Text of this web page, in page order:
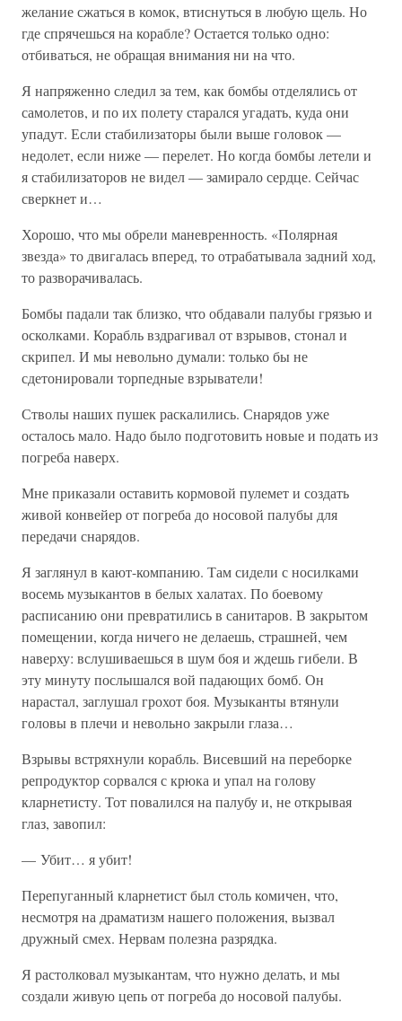
желание сжаться в комок, втиснуться в любую щель. Но
где спрячешься на корабле? Остается только одно:
отбиваться, не обращая внимания ни на что.
Я напряженно следил за тем, как бомбы отделялись от
самолетов, и по их полету старался угадать, куда они
упадут. Если стабилизаторы были выше головок —
недолет, если ниже — перелет. Но когда бомбы летели и
я стабилизаторов не видел — замирало сердце. Сейчас
сверкнет и…
Хорошо, что мы обрели маневренность. «Полярная
звезда» то двигалась вперед, то отрабатывала задний ход,
то разворачивалась.
Бомбы падали так близко, что обдавали палубы грязью и
осколками. Корабль вздрагивал от взрывов, стонал и
скрипел. И мы невольно думали: только бы не
сдетонировали торпедные взрыватели!
Стволы наших пушек раскалились. Снарядов уже
осталось мало. Надо было подготовить новые и подать из
погреба наверх.
Мне приказали оставить кормовой пулемет и создать
живой конвейер от погреба до носовой палубы для
передачи снарядов.
Я заглянул в кают-компанию. Там сидели с носилками
восемь музыкантов в белых халатах. По боевому
расписанию они превратились в санитаров. В закрытом
помещении, когда ничего не делаешь, страшней, чем
наверху: вслушиваешься в шум боя и ждешь гибели. В
эту минуту послышался вой падающих бомб. Он
нарастал, заглушал грохот боя. Музыканты втянули
головы в плечи и невольно закрыли глаза…
Взрывы встряхнули корабль. Висевший на переборке
репродуктор сорвался с крюка и упал на голову
кларнетисту. Тот повалился на палубу и, не открывая
глаз, завопил:
— Убит… я убит!
Перепуганный кларнетист был столь комичен, что,
несмотря на драматизм нашего положения, вызвал
дружный смех. Нервам полезна разрядка.
Я растолковал музыкантам, что нужно делать, и мы
создали живую цепь от погреба до носовой палубы.